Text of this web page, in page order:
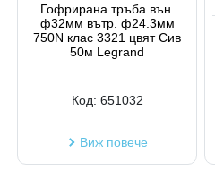
Гофрирана тръба вън.
ф32мм вътр. ф24.3мм
750N клас 3321 цвят Сив
50м Legrand
Код: 651032
Виж повече